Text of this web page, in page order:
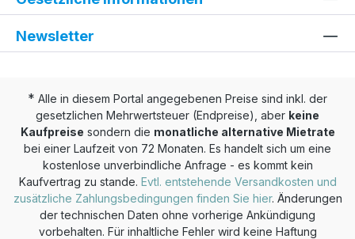
Newsletter
* Alle in diesem Portal angegebenen Preise sind inkl. der
gesetzlichen Mehrwertsteuer (Endpreise), aber keine
Kaufpreise sondern die monatliche alternative Mietrate
bei einer Laufzeit von 72 Monaten. Es handelt sich um eine
kostenlose unverbindliche Anfrage - es kommt kein
Kaufvertrag zu stande. Evtl. entstehende Versandkosten und
zusätzliche Zahlungsbedingungen finden Sie hier. Änderungen
der technischen Daten ohne vorherige Ankündigung
vorbehalten. Für inhaltliche Fehler wird keine Haftung